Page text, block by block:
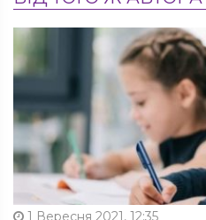
1 Вересня 2021, 12:35